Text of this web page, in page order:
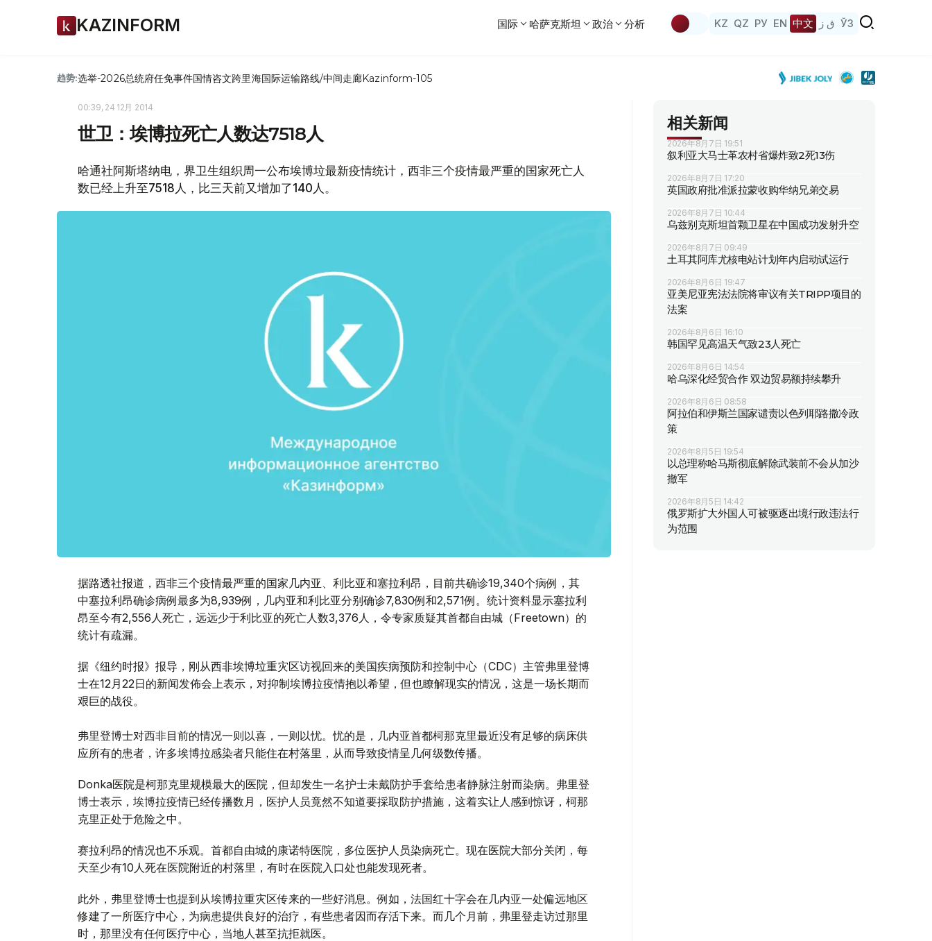
KAZINFORM 国际 哈萨克斯坦 政治 分析 KZ QZ РУ EN 中文 ق ز ЎЗ
趋势:选举-2026总统府任免事件国情咨文跨里海国际运输路线/中间走廊Kazinform-105
00:39, 24 12月 2014
世卫：埃博拉死亡人数达7518人
哈通社阿斯塔纳电，界卫生组织周一公布埃博垃最新疫情统计，西非三个疫情最严重的国家死亡人
数已经上升至7518人，比三天前又增加了140人。
据路透社报道，西非三个疫情最严重的国家几内亚、利比亚和塞拉利昂，目前共确诊19,340个病例，其
中塞拉利昂确诊病例最多为8,939例，几内亚和利比亚分别确诊7,830例和2,571例。统计资料显示塞拉利
昂至今有2,556人死亡，远远少于利比亚的死亡人数3,376人，令专家质疑其首都自由城（Freetown）的
统计有疏漏。
据《纽约时报》报导，刚从西非埃博垃重灾区访视回来的美国疾病预防和控制中心（CDC）主管弗里登博
士在12月22日的新闻发佈会上表示，对抑制埃博拉疫情抱以希望，但也瞭解现实的情况，这是一场长期而
艰巨的战役。
弗里登博士对西非目前的情况一则以喜，一则以忧。忧的是，几内亚首都柯那克里最近没有足够的病床供
应所有的患者，许多埃博拉感染者只能住在村落里，从而导致疫情呈几何级数传播。
Donka医院是柯那克里规模最大的医院，但却发生一名护士未戴防护手套给患者静脉注射而染病。弗里登
博士表示，埃博拉疫情已经传播数月，医护人员竟然不知道要採取防护措施，这着实让人感到惊讶，柯那
克里正处于危险之中。
赛拉利昂的情况也不乐观。首都自由城的康诺特医院，多位医护人员染病死亡。现在医院大部分关闭，每
天至少有10人死在医院附近的村落里，有时在医院入口处也能发现死者。
此外，弗里登博士也提到从埃博拉重灾区传来的一些好消息。例如，法国红十字会在几内亚一处偏远地区
修建了一所医疗中心，为病患提供良好的治疗，有些患者因而存活下来。而几个月前，弗里登走访过那里
时，那里没有任何医疗中心，当地人甚至抗拒就医。
相关新闻
2026年8月7日 19:51
叙利亚大马士革农村省爆炸致2死13伤
2026年8月7日 17:20
英国政府批准派拉蒙收购华纳兄弟交易
2026年8月7日 10:44
乌兹别克斯坦首颗卫星在中国成功发射升空
2026年8月7日 09:49
土耳其阿库尤核电站计划年内启动试运行
2026年8月6日 19:47
亚美尼亚宪法法院将审议有关TRIPP项目的
法案
2026年8月6日 16:10
韩国罕见高温天气致23人死亡
2026年8月6日 14:54
哈乌深化经贸合作 双边贸易额持续攀升
2026年8月6日 08:58
阿拉伯和伊斯兰国家谴责以色列耶路撒冷政
策
2026年8月5日 19:54
以总理称哈马斯彻底解除武装前不会从加沙
撤军
2026年8月5日 14:42
俄罗斯扩大外国人可被驱逐出境行政违法行
为范围